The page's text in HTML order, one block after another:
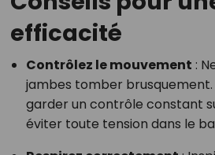
efficacité
Contrôlez le mouvement :
jambes tomber brusquement.
garder un contrôle constant
éviter toute tension dans le